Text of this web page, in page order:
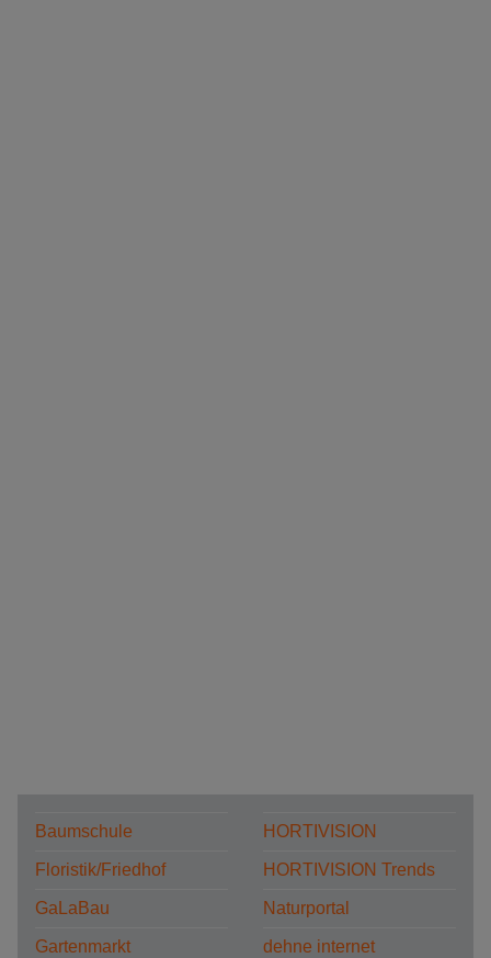
Baumschule
Floristik/Friedhof
GaLaBau
Gartenmarkt
HORTIVISION
HORTIVISION Trends
Naturportal
dehne internet